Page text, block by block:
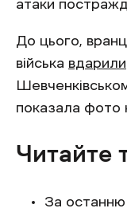
атаки
До цього,
війська вдарили
показала фото
Читайте
За